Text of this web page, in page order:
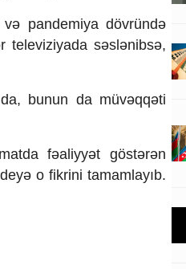
pandemiya dövründə
televiziyada səslənibsə,
bunun da müvəqqəti
fəaliyyət göstərən
o fikrini tamamlayıb.